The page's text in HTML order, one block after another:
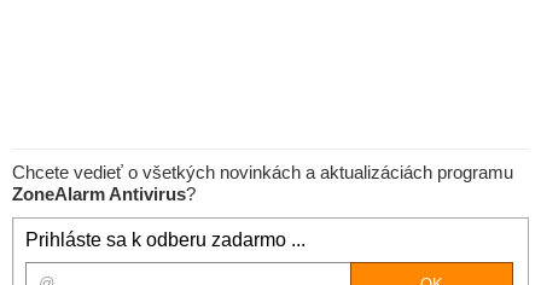
Chcete vedieť o všetkých novinkách a aktualizáciách programu
ZoneAlarm Antivirus?
Prihláste sa k odberu zadarmo ...